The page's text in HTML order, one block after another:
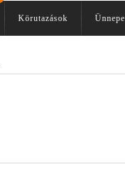
Körutazások